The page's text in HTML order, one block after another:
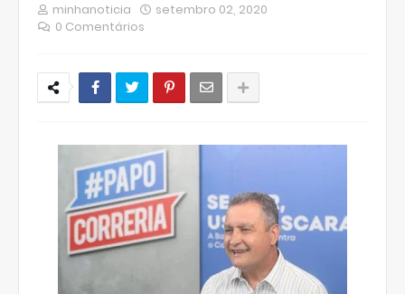
minhanoticia
setembro 02, 2020
0 Comentários